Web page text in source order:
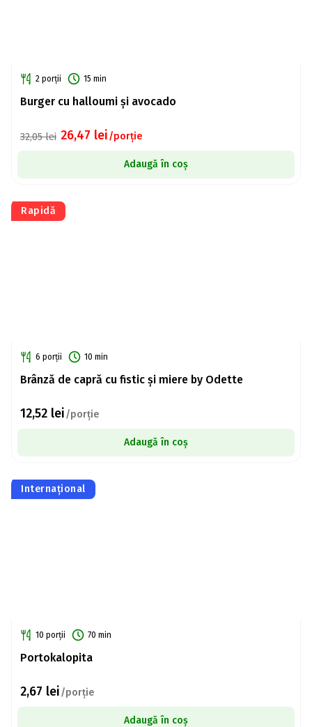
2 porții 15 min
Burger cu halloumi și avocado
32,05lei 26,47 lei/porție
Adaugă în coș
Rapidă
6 porții 10 min
Brânză de capră cu fistic și miere by Odette
12,52 lei/porție
Adaugă în coș
Internațional
10 porții 70 min
Portokalopita
2,67 lei/porție
Adaugă în coș